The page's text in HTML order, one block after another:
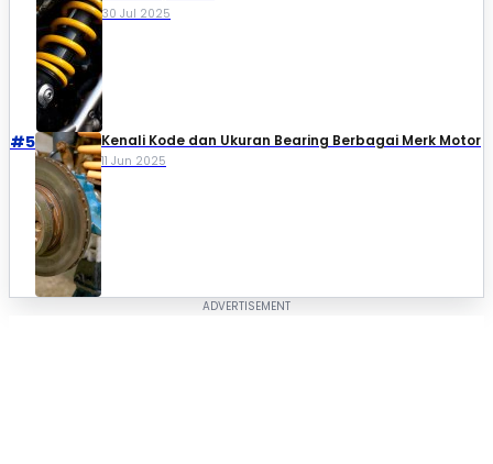
30 Jul 2025
#5 Kenali Kode dan Ukuran Bearing Berbagai Merk Motor
11 Jun 2025